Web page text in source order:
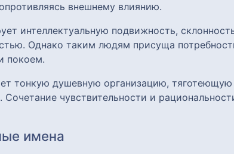
внешнему влиянию.
интеллектуальную подвижность,
Однако таким людям присуща
покоем.
тонкую душевную организацию,
Сочетание чувствительности и
имена